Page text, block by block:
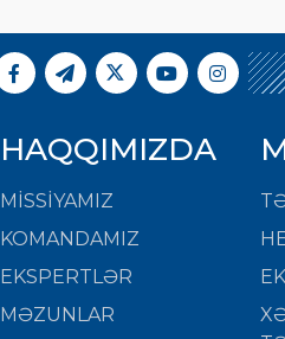
HAQQIMIZDA
MISSIYAMIZ
KOMANDAMIZ
EKSPERTLƏR
MƏZUNLAR